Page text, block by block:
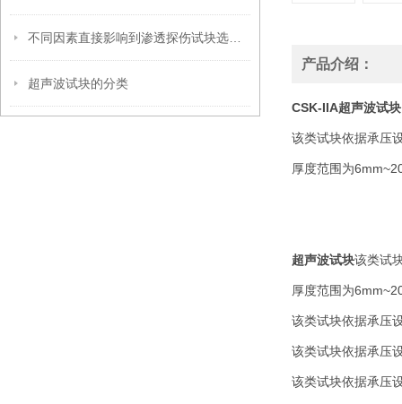
超声波试块的分类
产品介绍：
CSK-IIA超声波试块
该类试块依据承压
厚度范围为
超声波试块该类试
厚度范围为
该类试块依据承压
该类试块依据承压
该类试块依据承压